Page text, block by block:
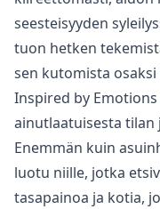
seesteisyyden
tuon hetken
sen kutomista
Inspired by
ainutlaatuisesta tilan
Enemmän kuin
luotu niille, jotka
‌tasapainoa ‌ja ‌kotia,